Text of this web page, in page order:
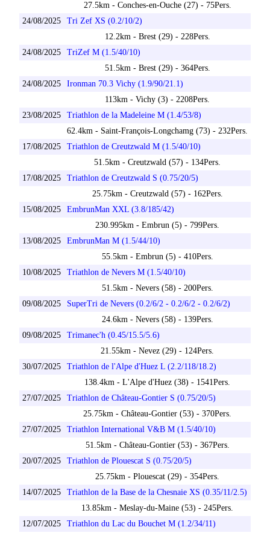
27.5km - Conches-en-Ouche (27) - 75Pers.
24/08/2025
Tri Zef XS (0.2/10/2)
12.2km - Brest (29) - 228Pers.
24/08/2025
TriZef M (1.5/40/10)
51.5km - Brest (29) - 364Pers.
24/08/2025
Ironman 70.3 Vichy (1.9/90/21.1)
113km - Vichy (3) - 2208Pers.
23/08/2025
Triathlon de la Madeleine M (1.4/53/8)
62.4km - Saint-François-Longchamg (73) - 232Pers.
17/08/2025
Triathlon de Creutzwald M (1.5/40/10)
51.5km - Creutzwald (57) - 134Pers.
17/08/2025
Triathlon de Creutzwald S (0.75/20/5)
25.75km - Creutzwald (57) - 162Pers.
15/08/2025
EmbrunMan XXL (3.8/185/42)
230.995km - Embrun (5) - 799Pers.
13/08/2025
EmbrunMan M (1.5/44/10)
55.5km - Embrun (5) - 410Pers.
10/08/2025
Triathlon de Nevers M (1.5/40/10)
51.5km - Nevers (58) - 200Pers.
09/08/2025
SuperTri de Nevers (0.2/6/2 - 0.2/6/2 - 0.2/6/2)
24.6km - Nevers (58) - 139Pers.
09/08/2025
Trimanec'h (0.45/15.5/5.6)
21.55km - Nevez (29) - 124Pers.
30/07/2025
Triathlon de l'Alpe d'Huez L (2.2/118/18.2)
138.4km - L'Alpe d'Huez (38) - 1541Pers.
27/07/2025
Triathlon de Château-Gontier S (0.75/20/5)
25.75km - Château-Gontier (53) - 370Pers.
27/07/2025
Triathlon International V&B M (1.5/40/10)
51.5km - Château-Gontier (53) - 367Pers.
20/07/2025
Triathlon de Plouescat S (0.75/20/5)
25.75km - Plouescat (29) - 354Pers.
14/07/2025
Triathlon de la Base de la Chesnaie XS (0.35/11/2.5)
13.85km - Meslay-du-Maine (53) - 245Pers.
12/07/2025
Triathlon du Lac du Bouchet M (1.2/34/11)